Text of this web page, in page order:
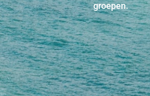
groepen.